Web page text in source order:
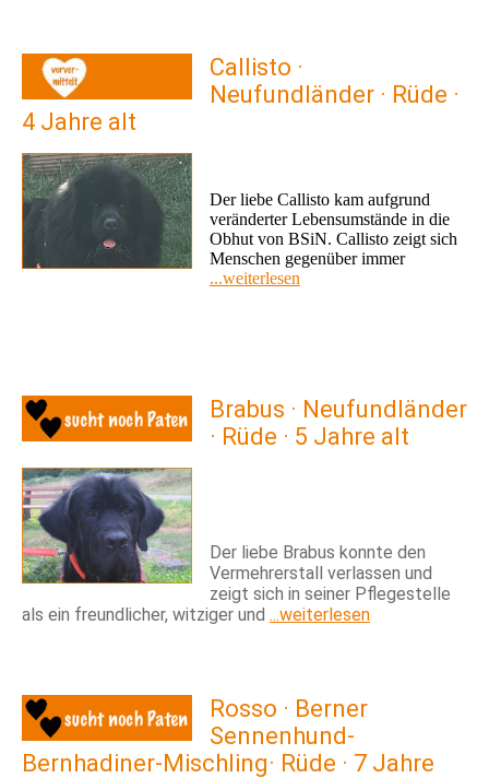
Callisto ·
Neufundländer · Rüde ·
4 Jahre alt
Der liebe Callisto kam aufgrund
veränderter Lebensumstände in die
Obhut von BSiN. Callisto zeigt sich
Menschen gegenüber immer
...weiterlesen
Brabus · Neufundländer
· Rüde · 5 Jahre alt
Der liebe Brabus konnte den
Vermehrerstall verlassen und
zeigt sich in seiner Pflegestelle
als ein freundlicher, witziger und ...weiterlesen
Rosso · Berner
Sennenhund-
Bernhadiner-Mischling· Rüde · 7 Jahre